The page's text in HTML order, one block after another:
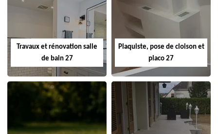
Travaux et rénovation salle
de bain 27
Plaquiste, pose de cloison et
placo 27